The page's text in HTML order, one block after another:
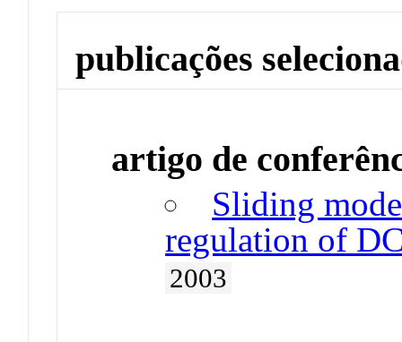
publicações
artigo de
Sliding
regulation of
2003